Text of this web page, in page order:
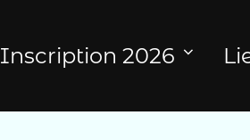
Inscription 2026